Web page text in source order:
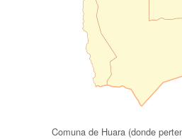
Comuna de Huara (donde